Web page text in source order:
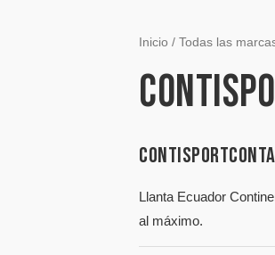
Inicio / Todas las
Llanta Ecuador
al máximo.